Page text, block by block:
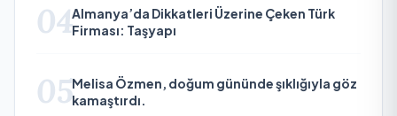
04Almanya’da Dikkatleri Üzerine Çeken Türk
Firması: Taşyapı
05Melisa Özmen, doğum gününde şıklığıyla göz
kamaştırdı.